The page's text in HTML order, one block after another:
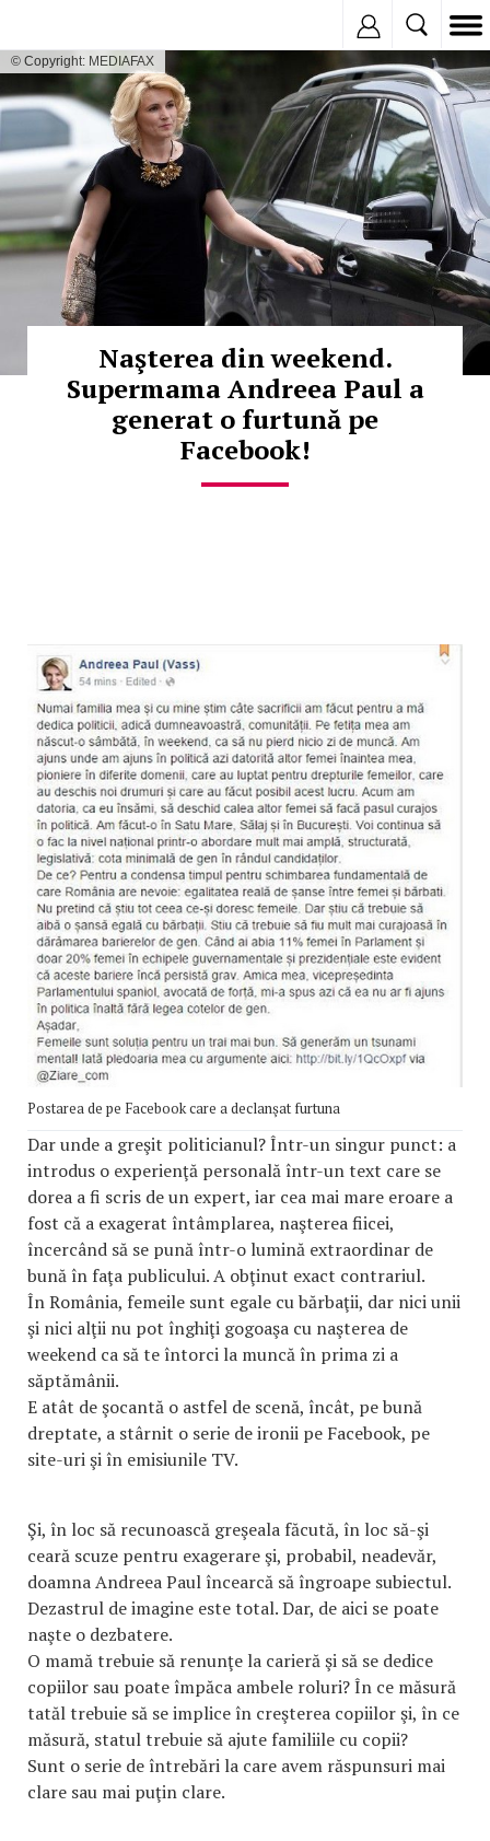
© Copyright: MEDIAFAX
Naşterea din weekend.
Supermama Andreea Paul a
generat o furtună pe
Facebook!
Postarea de pe Facebook care a declanşat furtuna
Dar unde a greşit politicianul? Într-un singur punct: a
introdus o experienţă personală într-un text care se
dorea a fi scris de un expert, iar cea mai mare eroare a
fost că a exagerat întâmplarea, naşterea fiicei,
încercând să se pună într-o lumină extraordinar de
bună în faţa publicului. A obţinut exact contrariul.
În România, femeile sunt egale cu bărbaţii, dar nici unii
şi nici alţii nu pot înghiţi gogoaşa cu naşterea de
weekend ca să te întorci la muncă în prima zi a
săptămânii.
E atât de şocantă o astfel de scenă, încât, pe bună
dreptate, a stârnit o serie de ironii pe Facebook, pe
site-uri şi în emisiunile TV.
Şi, în loc să recunoască greşeala făcută, în loc să-şi
ceară scuze pentru exagerare şi, probabil, neadevăr,
doamna Andreea Paul încearcă să îngroape subiectul.
Dezastrul de imagine este total. Dar, de aici se poate
naşte o dezbatere.
O mamă trebuie să renunţe la carieră şi să se dedice
copiilor sau poate împăca ambele roluri? În ce măsură
tatăl trebuie să se implice în creşterea copiilor şi, în ce
măsură, statul trebuie să ajute familiile cu copii?
Sunt o serie de întrebări la care avem răspunsuri mai
clare sau mai puţin clare.